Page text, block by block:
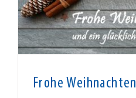
Frohe Weihnachten